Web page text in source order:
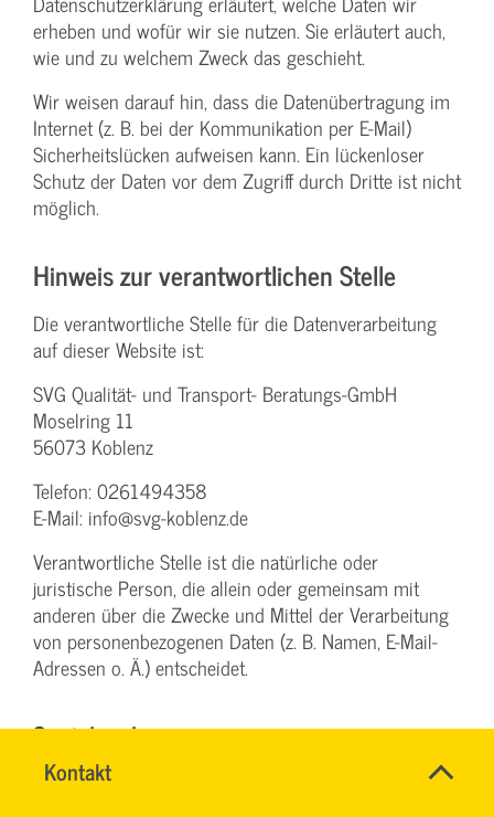
Kontakt
CHRISTINA
Name*
Schnell
&
erheben und wofür wir sie nutzen. Sie erläutert auch,
wie und zu welchem Zweck das geschieht.
Wir weisen darauf hin, dass die Datenübertragung im
Internet (z. B. bei der Kommunikation per E-Mail)
Sicherheitslücken aufweisen kann. Ein lückenloser
Schutz der Daten vor dem Zugriff durch Dritte ist nicht
möglich.
Hinweis zur verantwortlichen Stelle
Die verantwortliche Stelle für die Datenverarbeitung
auf dieser Website ist:
SVG Qualität- und Transport- Beratungs-GmbH
Moselring 11
56073 Koblenz
Telefon: 0261494358
E-Mail: info@svg-koblenz.de
Verantwortliche Stelle ist die natürliche oder
juristische Person, die allein oder gemeinsam mit
anderen über die Zwecke und Mittel der Verarbeitung
von personenbezogenen Daten (z. B. Namen, E-Mail-
Adressen o. Ä.) entscheidet.
Speicherdauer
Soweit innerhalb dieser Datenschutzerklärung keine